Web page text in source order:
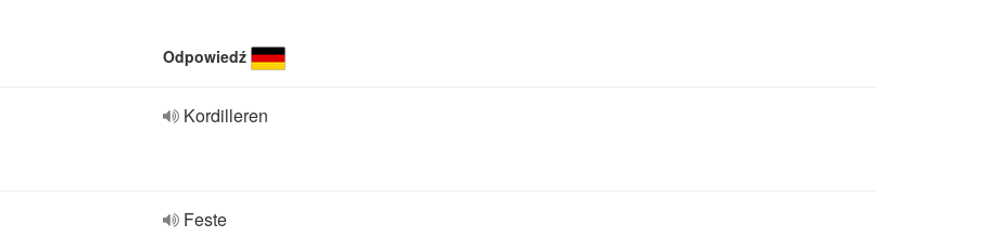
Odpowiedź
Kordilleren
Feste